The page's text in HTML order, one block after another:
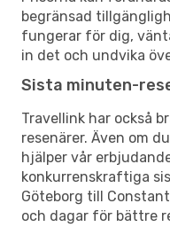
begränsad
fungerar för dig,
in det och undvika
Sista minuten-
Travellink har också
resenärer. Även om
hjälper vår
konkurrenskraftiga
Göteborg till
och dagar för bättre